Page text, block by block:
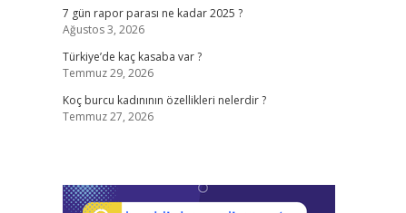
7 gün rapor parası ne kadar 2025 ?
Ağustos 3, 2026
Türkiye’de kaç kasaba var ?
Temmuz 29, 2026
Koç burcu kadınının özellikleri nelerdir ?
Temmuz 27, 2026